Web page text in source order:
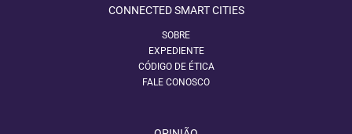
CONNECTED SMART CITIES
SOBRE
EXPEDIENTE
CÓDIGO DE ÉTICA
FALE CONOSCO